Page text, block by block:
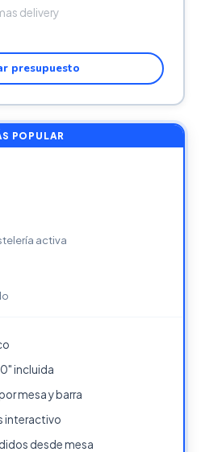
delivery
presupuesto
POPULAR
activa
incluida
mesa y barra
interactivo
desde mesa